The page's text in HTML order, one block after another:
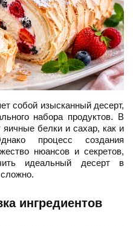
собой изысканный десерт,
набора продуктов. В
яичные белки и сахар, как и
процесс создания
нюансов и секретов,
идеальный десерт в
ингредиентов